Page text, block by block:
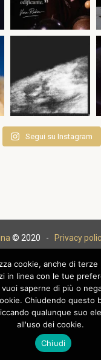
Segui su Instagram
© 2020 - Privacy
cookie, anche di terze
in linea con le tue
saperne di più o
Chiudendo questo
qualunque suo
all'uso dei cookie.
Chiudi